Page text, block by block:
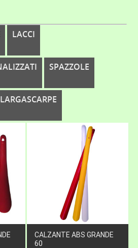
LACCI
SPAZZOLE
CALZANTE ABS GRANDE
60